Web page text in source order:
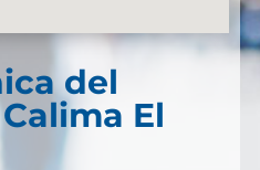
del
El